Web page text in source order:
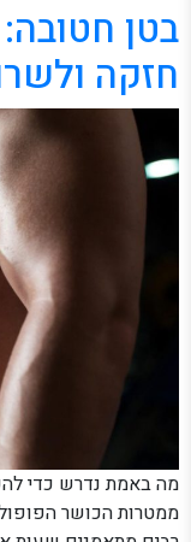
בטן
חזקה
מה באמת נדרש כדי
ממטרות הכושר